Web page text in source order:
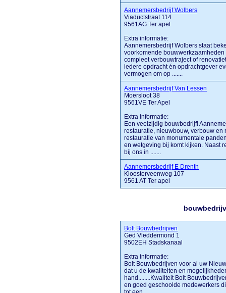
Aannemersbedrijf Wolbers
Viaductstraat 114
9561AG Ter apel
Extra informatie:
Aannemersbedrijf Wolbers staat
voorkomende
compleet verbouwtraject of
iedere opdracht én opdrachtgever
vermogen om op .......
Aannemersbedrijf Van Lessen
Moersloot 38
9561VE Ter Apel
Extra informatie:
Een veelzijdig bouwbedrijf!
restauratie, nieuwbouw, verbouw
restauratie van monumentale
en wetgeving bij komt kijken. Naast
bij ons in .......
Aannemersbedrijf E Drenth
Kloosterveenweg 107
9561 AT Ter apel
Bolt Bouwbedrijven
Ged Vleddermond 1
9502EH Stadskanaal
Extra informatie:
Bolt Bouwbedrijven voor al uw
dat u de kwaliteiten en
hand........Kwaliteit Bolt
en goed geschoolde medewerkers